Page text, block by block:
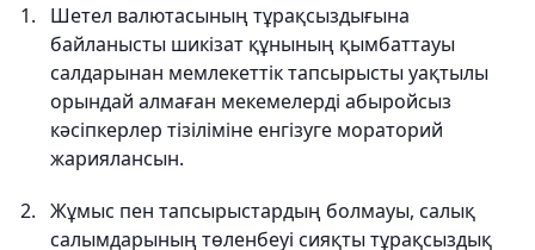
Шетел валютасының тұрақсыздығына
байланысты шикізат құнының қымбаттауы
салдарынан мемлекеттік тапсырысты уақтылы
орындай алмаған мекемелерді абыройсыз
кәсіпкерлер тізіліміне енгізуге мораторий
жариялансын.
Жұмыс пен тапсырыстардың болмауы, салық
салымдарының төленбеуі сияқты тұрақсыздық